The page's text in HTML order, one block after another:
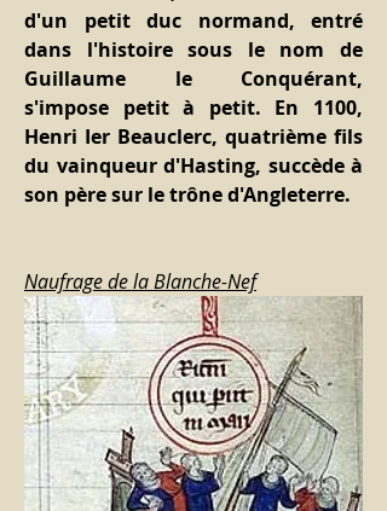
d'un petit duc normand, entré
dans l'histoire sous le nom de
Guillaume le Conquérant,
s'impose petit à petit. En 1100,
Henri Ier Beauclerc, quatrième fils
du vainqueur d'Hasting, succède à
son père sur le trône d'Angleterre.
Naufrage de la Blanche-Nef